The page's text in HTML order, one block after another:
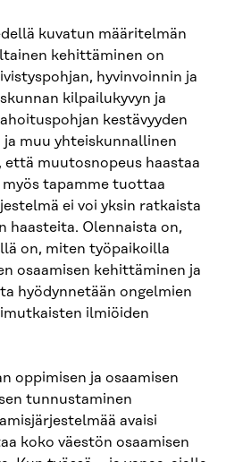
kuvatun määritelmän
kehittäminen on
hyvinvoinnin ja
kilpailukyvyn ja
kestävyyden
muu yhteiskunnallinen
että muutosnopeus haastaa
tapamme tuottaa
ei voi yksin ratkaista
haasteita. Olennaista on,
on, miten työpaikoilla
osaamisen kehittäminen ja
hyödynnetään ongelmien
ilmiöiden
oppimisen ja osaamisen
tunnustaminen
avaisi
koko väestön osaamisen